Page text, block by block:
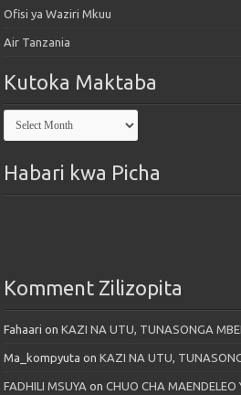
Ofisi ya Waziri Mkuu
Air Tanzania
Kutoka Maktaba
Kutoka
Maktaba
Habari kwa Picha
Komment Zilizopita
Fahaari onKAZI NA UTU, TUNASONGA
Ma_kompyuta onKAZI NA UTU,
FADHILI MSUYA onCHUO CHA